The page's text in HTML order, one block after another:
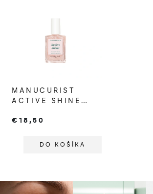
MANUCURIST
ACTIVE SHINE
S EFEKTOM
€18,50
DO KOŠÍKA